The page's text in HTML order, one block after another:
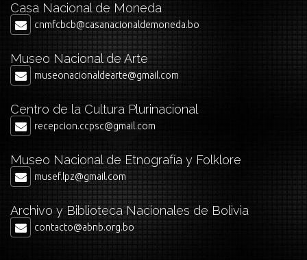
Casa Nacional de Moneda
cnmfcbcb@casanacionaldemoneda.bo
Museo Nacional de Arte
museonacionaldearte@gmail.com
Centro de la Cultura Plurinacional
recepcion.ccpsc@gmail.com
Museo Nacional de Etnografía y Folklore
musef.lpz@gmail.com
Archivo y Biblioteca Nacionales de Bolivia
contacto@abnb.org.bo